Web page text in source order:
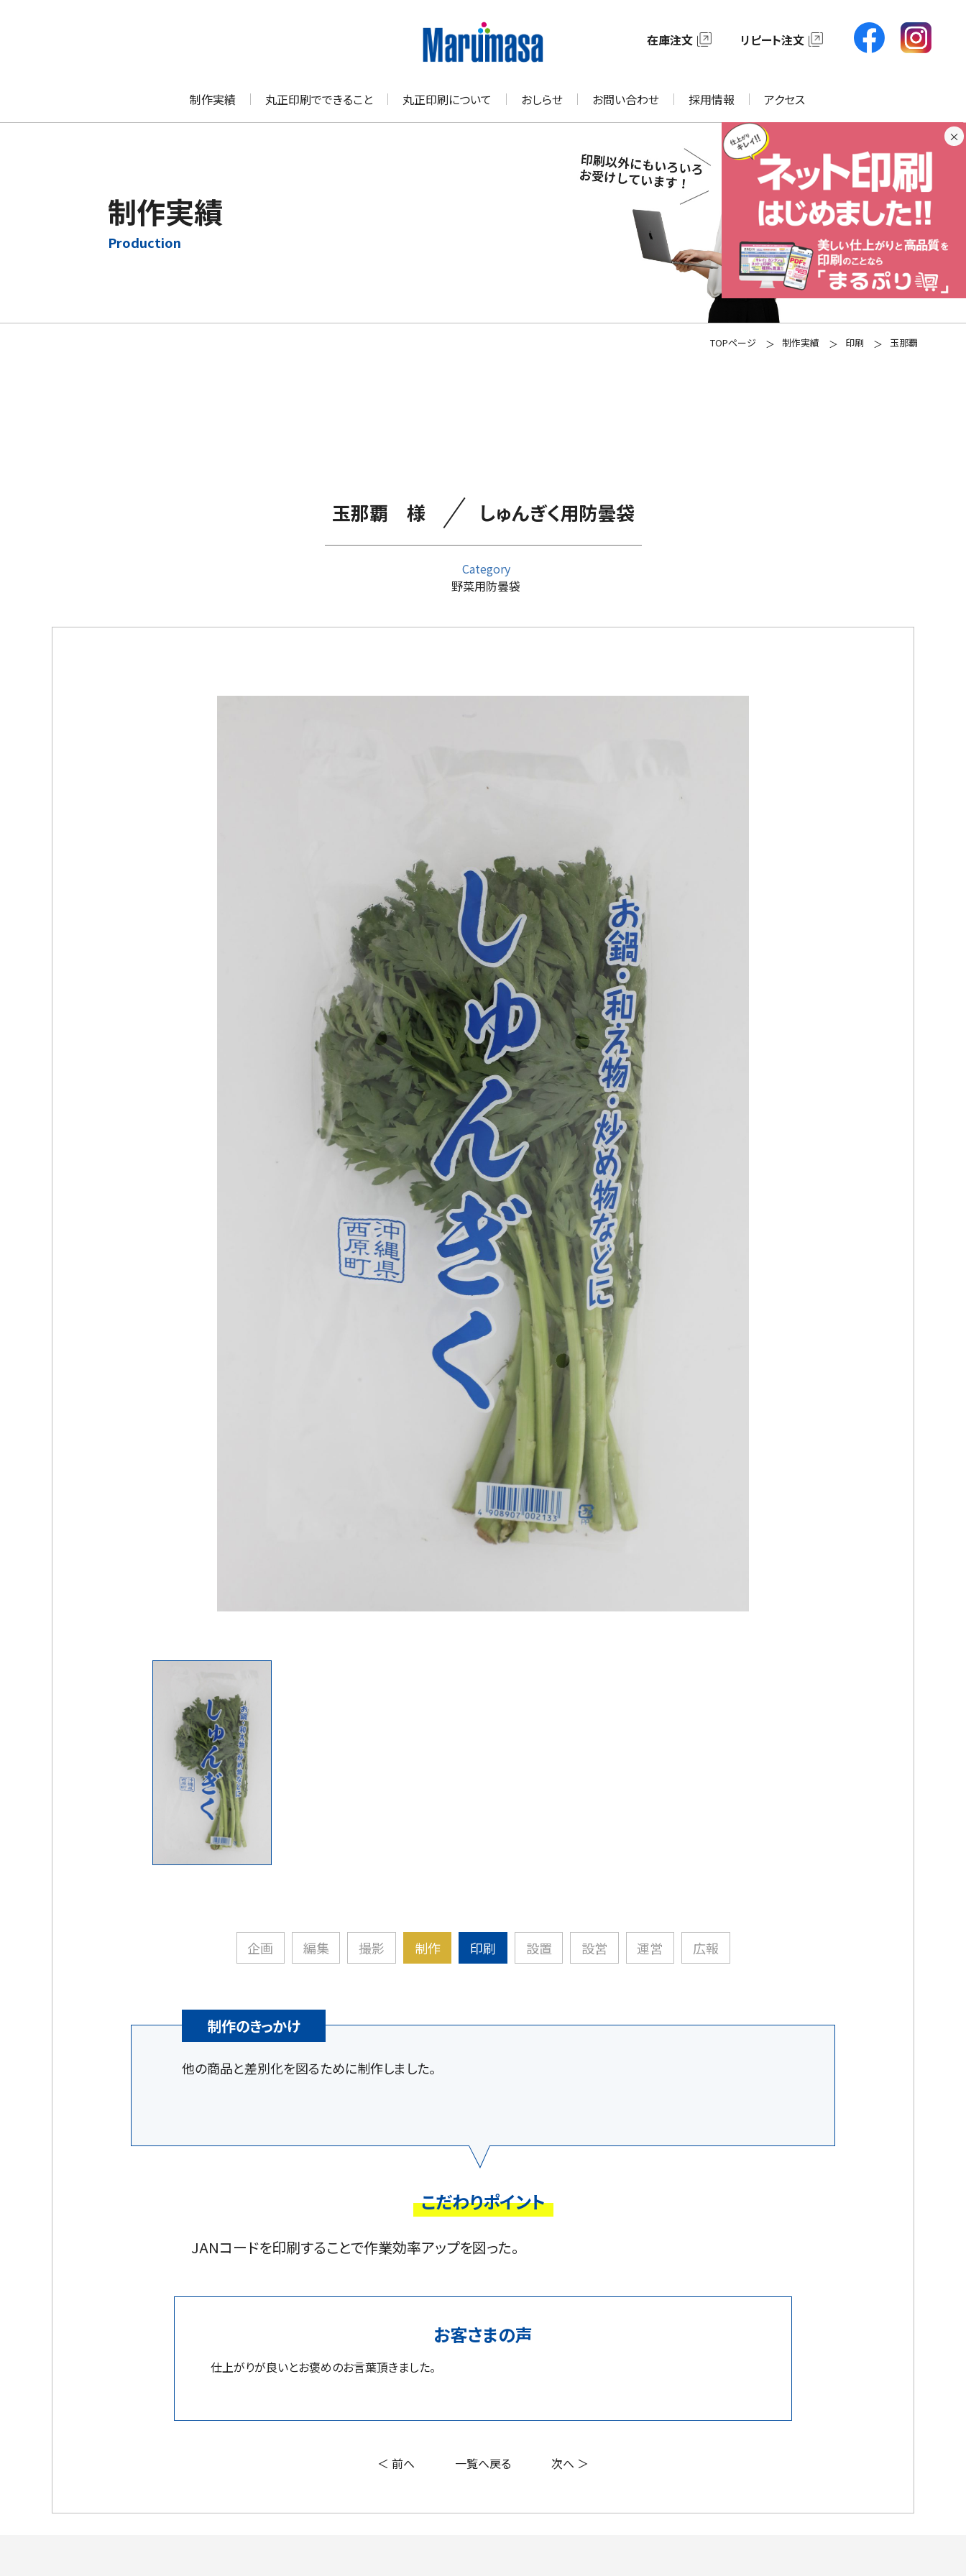
在庫注文 リピート注文
制作実績 丸正印刷でできること 丸正印刷について おしらせ お問い合わせ 採用情報 アクセス
制作実績
TOPページ 制作実績 印刷 玉那覇
玉那覇 様 ／ しゅんぎく用防曇袋
Category
野菜用防曇袋
企画 編集 撮影 制作 印刷 設置 設営 運営 広報
制作のきっかけ
他の商品と差別化を図るために制作しました。
こだわりポイント
JANコードを印刷することで作業効率アップを図った。
お客さまの声
仕上がりが良いとお褒めのお言葉頂きました。
＜ 前へ 一覧へ戻る 次へ ＞
×